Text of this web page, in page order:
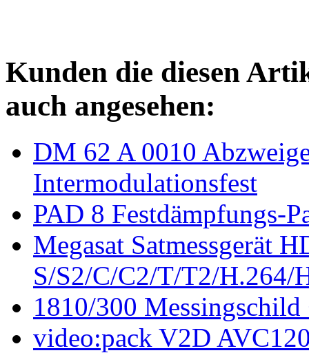
Kunden die diesen
auch angesehen:
DM 62 A 0010
Intermodulationsfest
PAD 8 Festdämpfungs-
Megasat Satmessgerät
S/S2/C/C2/T/T2/H.264/
1810/300
video:pack V2D